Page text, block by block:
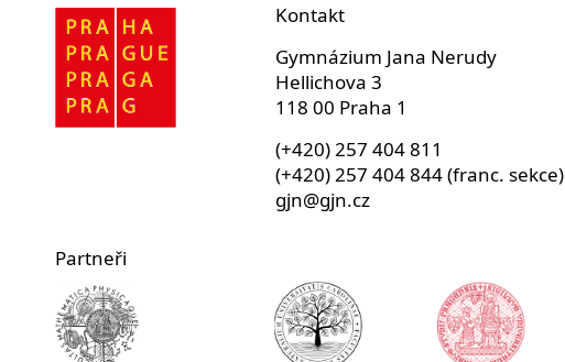
Kontakt
Gymnázium Jana Nerudy
Hellichova 3
118 00 Praha 1
(+420) 257 404 811
(+420) 257 404 844 (franc. sekce)
gjn@gjn.cz
Partneři